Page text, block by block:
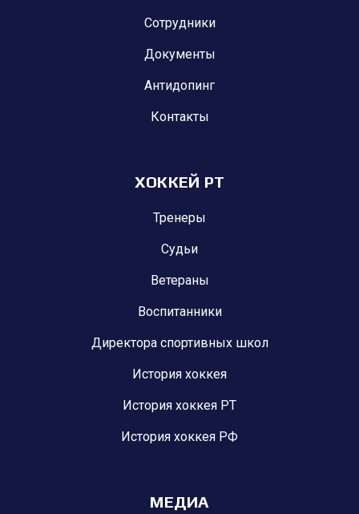
Сотрудники
Документы
Антидопинг
Контакты
ХОККЕЙ РТ
Тренеры
Судьи
Ветераны
Воспитанники
Директора спортивных школ
История хоккея
История хоккея РТ
История хоккея РФ
МЕДИА